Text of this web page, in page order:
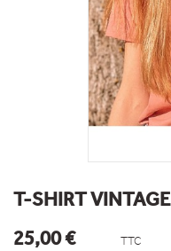
T-SHIRT
25,00 €
TTC